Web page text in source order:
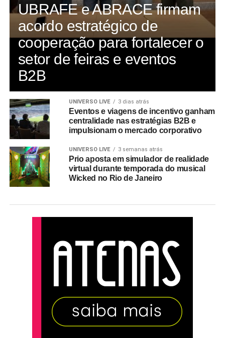
UBRAFE e ABRACE firmam
acordo estratégico de
cooperação para fortalecer o
setor de feiras e eventos
B2B
UNIVERSO LIVE 3 dias atrás
Eventos e viagens de incentivo ganham
centralidade nas estratégias B2B e
impulsionam o mercado corporativo
UNIVERSO LIVE 3 semanas atrás
Prio aposta em simulador de realidade
virtual durante temporada do musical
Wicked no Rio de Janeiro